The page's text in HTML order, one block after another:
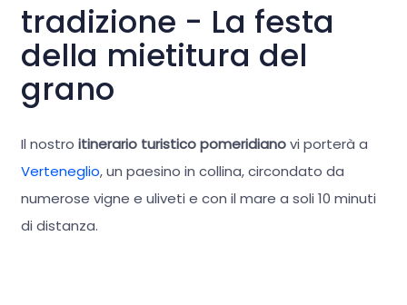
tradizione - La festa
della mietitura del
grano
Il nostro itinerario turistico pomeridianovi porterà a
Verteneglio, un paesino in collina, circondato da
numerose vigne e uliveti e con il mare a soli 10 minuti
di distanza.